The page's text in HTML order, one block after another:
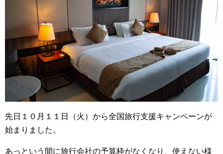
先日１０月１１日（火）から全国旅行支援キャンペーンが
始まりました。
あっという間に旅行会社の予算枠がなくなり、使えない様